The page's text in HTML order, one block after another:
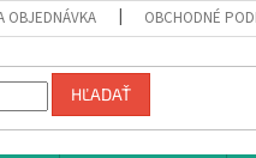
OBJEDNÁVKA OBCHODNÉ
HĽADAŤ